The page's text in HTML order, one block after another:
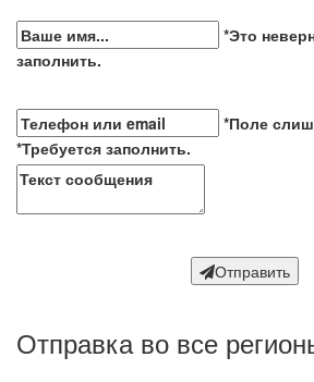
*Это
заполнить.
*Поле
*Требуется заполнить.
Отправить
Отправка во все